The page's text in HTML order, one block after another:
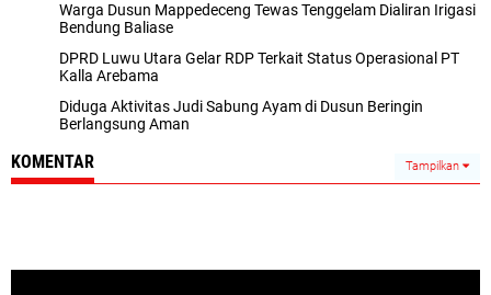
Warga Dusun Mappedeceng Tewas Tenggelam Dialiran Irigasi
Bendung Baliase
DPRD Luwu Utara Gelar RDP Terkait Status Operasional PT
Kalla Arebama
Diduga Aktivitas Judi Sabung Ayam di Dusun Beringin
Berlangsung Aman
KOMENTAR Tampilkan